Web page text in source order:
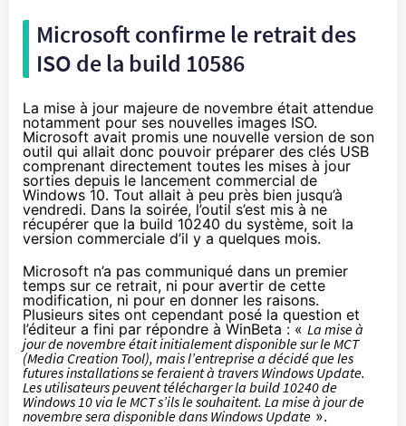
Microsoft confirme le retrait des
ISO de la build 10586
La mise à jour majeure de novembre était attendue
notamment pour ses nouvelles images ISO.
Microsoft avait promis une nouvelle version de son
outil qui allait donc pouvoir préparer des clés USB
comprenant directement toutes les mises à jour
sorties depuis le lancement commercial de
Windows 10. Tout allait à peu près bien jusqu’à
vendredi. Dans la soirée, l’outil s’est mis à ne
récupérer que la build 10240 du système, soit la
version commerciale d’il y a quelques mois.
Microsoft n’a pas communiqué dans un premier
temps sur ce retrait, ni pour avertir de cette
modification, ni pour en donner les raisons.
Plusieurs sites ont cependant posé la question et
l’éditeur a fini par répondre à WinBeta : « La mise à
jour de novembre était initialement disponible sur le MCT
(Media Creation Tool), mais l’entreprise a décidé que les
futures installations se feraient à travers Windows Update.
Les utilisateurs peuvent télécharger la build 10240 de
Windows 10 via le MCT s’ils le souhaitent. La mise à jour de
novembre sera disponible dans Windows Update ».